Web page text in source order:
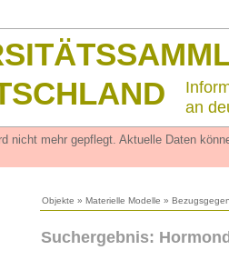
an
nicht mehr gepflegt. Aktuelle Daten
Objekte » Materielle Modelle »
Suchergebnis: